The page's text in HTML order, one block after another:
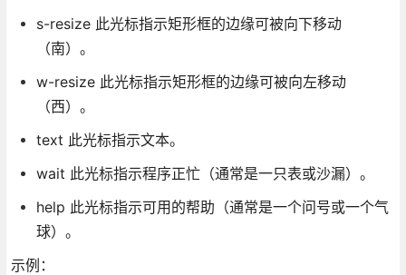
s-resize 此光标指示矩形框的边缘可被向下移动
（南）。
w-resize 此光标指示矩形框的边缘可被向左移动
（西）。
text 此光标指示文本。
wait 此光标指示程序正忙（通常是一只表或沙漏）。
help 此光标指示可用的帮助（通常是一个问号或一个气
球）。
示例：